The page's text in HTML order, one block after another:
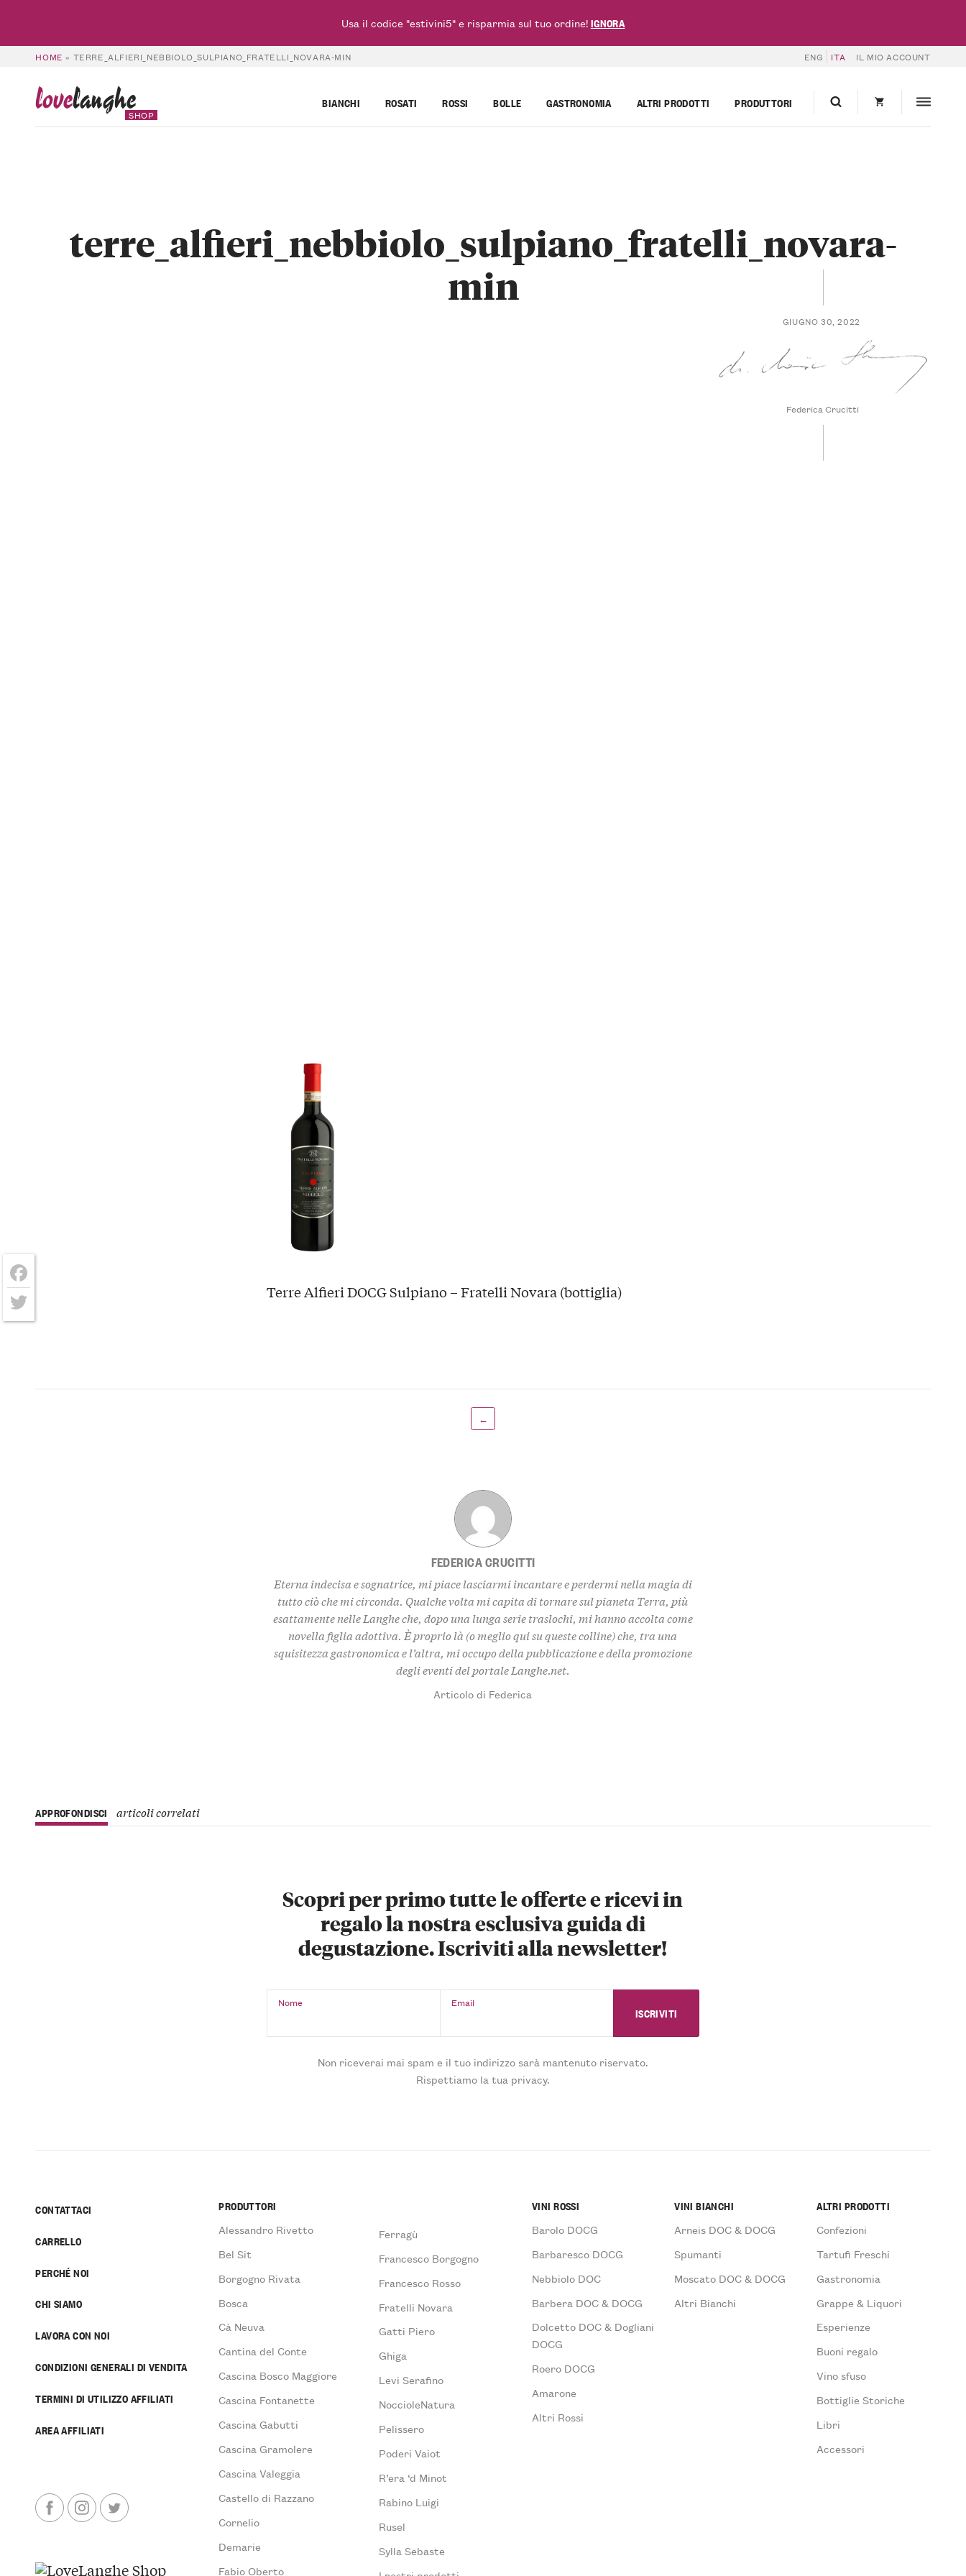
HOME » TERRE_ALFIERI_NEBBIOLO_SULPIANO_FRATELLI_NOVARA-MIN ENG ITA IL MIO ACCOUNT
lovelanghe
SHOP
BIANCHI ROSATI ROSSI BOLLE GASTRONOMIA ALTRI PRODOTTI PRODUTTORI
terre_alfieri_nebbiolo_sulpiano_fratelli_novara-
min
GIUGNO 30, 2022
Federica Crucitti
Terre Alfieri DOCG Sulpiano – Fratelli Novara (bottiglia)
←
FEDERICA CRUCITTI
Eterna indecisa e sognatrice, mi piace lasciarmi incantare e perdermi nella magia di
tutto ciò che mi circonda. Qualche volta mi capita di tornare sul pianeta Terra, più
esattamente nelle Langhe che, dopo una lunga serie traslochi, mi hanno accolta come
novella figlia adottiva. È proprio là (o meglio qui su queste colline) che, tra una
squisitezza gastronomica e l’altra, mi occupo della pubblicazione e della promozione
degli eventi del portale Langhe.net.
Articolo di Federica
APPROFONDISCI articoli correlati
Scopri per primo tutte le offerte e ricevi in
regalo la nostra esclusiva guida di
degustazione. Iscriviti alla newsletter!
Nome Email
Non riceverai mai spam e il tuo indirizzo sarà mantenuto riservato.
Rispettiamo la tua privacy.
CONTATTACI
CARRELLO
PERCHÉ NOI
CHI SIAMO
LAVORA CON NOI
CONDIZIONI GENERALI DI VENDITA
TERMINI DI UTILIZZO AFFILIATI
AREA AFFILIATI
PRODUTTORI
Alessandro Rivetto
Bel Sit
Borgogno Rivata
Bosca
Cà Neuva
Cantina del Conte
Cascina Bosco Maggiore
Cascina Fontanette
Cascina Gabutti
Cascina Gramolere
Cascina Valeggia
Castello di Razzano
Cornelio
Demarie
Fabio Oberto
Ferragù
Francesco Borgogno
Francesco Rosso
Fratelli Novara
Gatti Piero
Ghiga
Levi Serafino
NoccioleNatura
Pelissero
Poderi Vaiot
R’era ‘d Minot
Rabino Luigi
Rusel
Sylla Sebaste
VINI ROSSI
Barolo DOCG
Barbaresco DOCG
Nebbiolo DOC
Barbera DOC & DOCG
Dolcetto DOC & Dogliani
DOCG
Roero DOCG
Amarone
Altri Rossi
VINI BIANCHI
Arneis DOC & DOCG
Spumanti
Moscato DOC & DOCG
Altri Bianchi
ALTRI PRODOTTI
Confezioni
Tartufi Freschi
Gastronomia
Grappe & Liquori
Esperienze
Buoni regalo
Vino sfuso
Bottiglie Storiche
Libri
Accessori
Facebook
Twitter
Usa il codice "estivini5" e risparmia sul tuo ordine!IGNORA